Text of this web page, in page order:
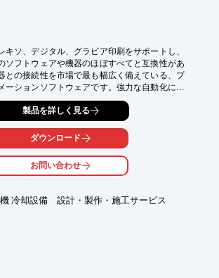
キソ、デジタル、グラビア印刷をサポートし、
ソフトウェアや機器のほぼすべてと互換性があ
との接続性を市場で最も幅広く備えている、プ
ーションソフトウェアです。強力な自動化によ
、ビジネスリスクを管理し、お客様の生産性と
献します。
製品を詳しく見る
ダウンロード
お問い合わせ
冷却設備 設計・製作・施工サービス